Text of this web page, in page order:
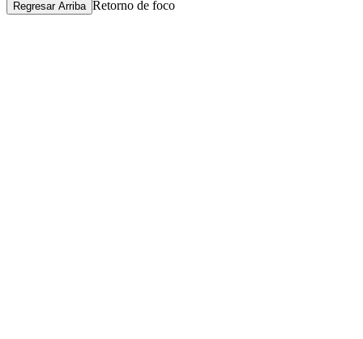
Regresar Arriba Retorno de foco